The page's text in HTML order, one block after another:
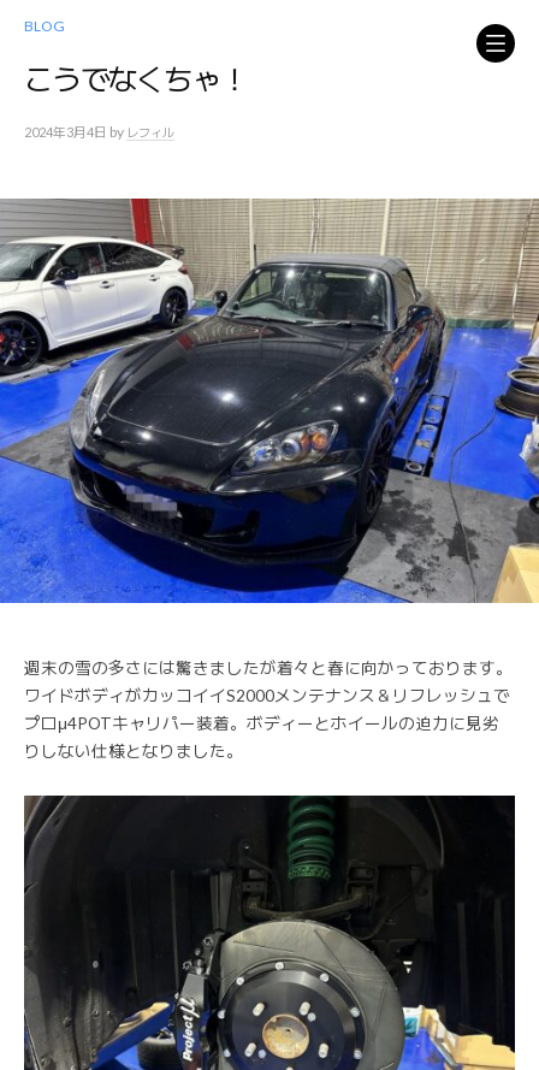
キ
ッ
プ
BLOG
こうでなくちゃ！
2024年3月4日 by レフィル
週末の雪の多さには驚きましたが着々と春に向かっております。
ワイドボディがカッコイイS2000メンテナンス＆リフレッシュで
プロμ4POTキャリパー装着。ボディーとホイールの迫力に見劣
りしない仕様となりました。